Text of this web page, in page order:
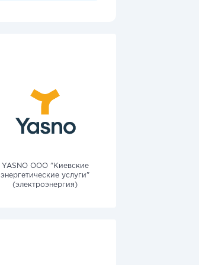
YASNO OOO "Киевские
энергетические услуги"
(электроэнергия)